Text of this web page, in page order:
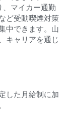
マイカー通勤
ど受動喫煙対策
中できます。山
キャリアを通じ
した月給制に加